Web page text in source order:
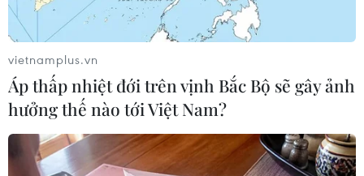
vietnamplus.vn
Áp thấp nhiệt đới trên vịnh Bắc Bộ sẽ gây ảnh
hưởng thế nào tới Việt Nam?